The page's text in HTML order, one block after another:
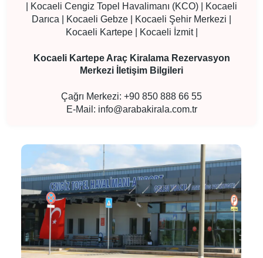
| Kocaeli Cengiz Topel Havalimanı (KCO) | Kocaeli
Darıca | Kocaeli Gebze | Kocaeli Şehir Merkezi |
Kocaeli Kartepe | Kocaeli İzmit |
Kocaeli Kartepe Araç Kiralama Rezervasyon
Merkezi İletişim Bilgileri
Çağrı Merkezi: +90 850 888 66 55
E-Mail: info@arabakirala.com.tr